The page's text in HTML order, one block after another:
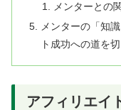
メンターとの
メンターの「知
ト成功への道を切
アフィリエイ